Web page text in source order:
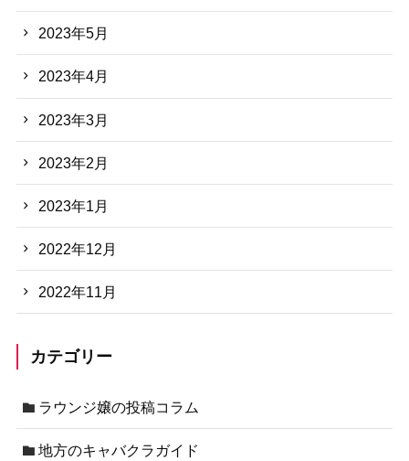
2023年5月
2023年4月
2023年3月
2023年2月
2023年1月
2022年12月
2022年11月
カテゴリー
ラウンジ嬢の投稿コラム
地方のキャバクラガイド